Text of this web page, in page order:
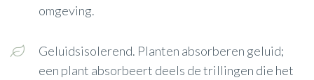
omgeving.
Geluidsisolerend. Planten absorberen geluid;
een plant absorbeert deels de trillingen die het